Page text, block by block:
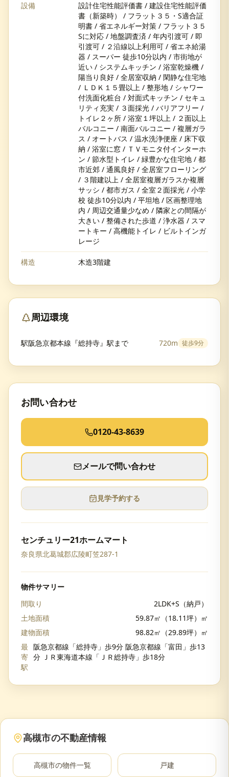
設備
設計住宅性能評価書 / 建設住宅性能評価
書（新築時） / フラット３５・S適合証
明書 / 省エネルギー対策 / フラット３５
Sに対応 / 地盤調査済 / 年内引渡可 / 即
引渡可 / ２沿線以上利用可 / 省エネ給湯
器 / スーパー 徒歩10分以内 / 市街地が
近い / システムキッチン / 浴室乾燥機 /
陽当り良好 / 全居室収納 / 閑静な住宅地
/ ＬＤＫ１５畳以上 / 整形地 / シャワー
付洗面化粧台 / 対面式キッチン / セキュ
リティ充実 / ３面採光 / バリアフリー /
トイレ２ヶ所 / 浴室１坪以上 / ２面以上
バルコニー / 南面バルコニー / 複層ガラ
ス / オートバス / 温水洗浄便座 / 床下収
納 / 浴室に窓 / ＴＶモニタ付インターホ
ン / 節水型トイレ / 緑豊かな住宅地 / 都
市近郊 / 通風良好 / 全居室フローリング
/ ３階建以上 / 全居室複層ガラスか複層
サッシ / 都市ガス / 全室２面採光 / 小学
校 徒歩10分以内 / 平坦地 / 区画整理地
内 / 周辺交通量少なめ / 隣家との間隔が
大きい / 整備された歩道 / 浄水器 / スマ
ートキー / 高機能トイレ / ビルトインガ
レージ
構造 木造3階建
周辺環境
駅阪急京都本線『総持寺』駅まで 720m 徒歩9分
お問い合わせ
0120-43-8639
メールで問い合わせ
見学予約する
センチュリー21ホームマート
奈良県北葛城郡広陵町笠287-1
物件サマリー
間取り
2LDK+S（納戸）
土地面積
59.87㎡（18.11坪）㎡
建物面積
98.82㎡（29.89坪）㎡
最
寄
駅
阪急京都線「総持寺」歩9分 阪急京都線「富田」歩13
分 ＪＲ東海道本線「ＪＲ総持寺」歩18分
高槻市の不動産情報
高槻市の物件一覧 戸建